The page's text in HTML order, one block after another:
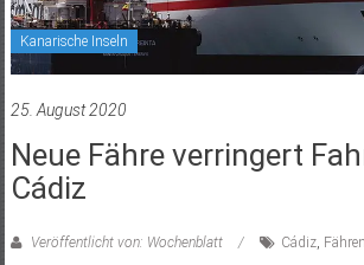
Kanarische Inseln
25. August 2020
Neue Fähre verringert
Cádiz
Veröffentlicht von: Wochenblatt Cádiz, Fähren